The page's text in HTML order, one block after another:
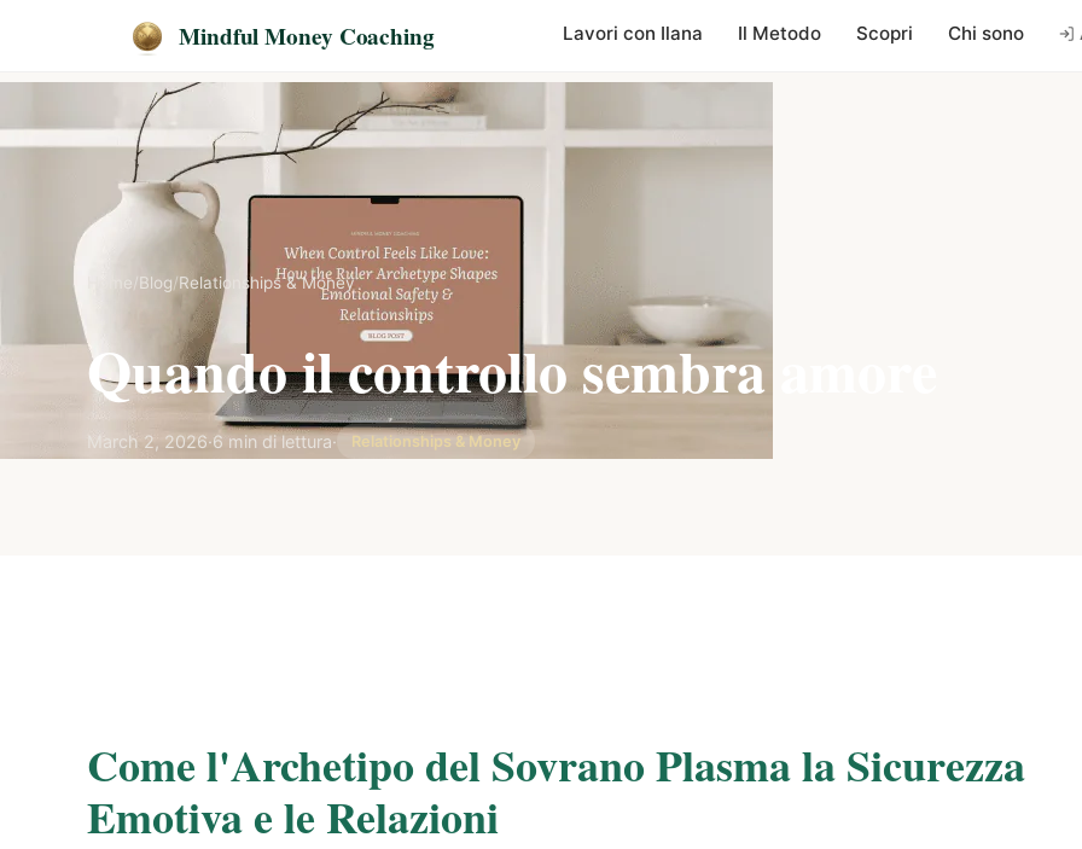
Mindful Money Coaching Lavori con Ilana Il Metodo Scopri Chi sono
Home /Blog/Relationships & Money
Quando il controllo sembra amore
March 2, 2026·6 min di lettura· Relationships & Money
Come l'Archetipo del Sovrano Plasma la Sicurezza
Emotiva e le Relazioni